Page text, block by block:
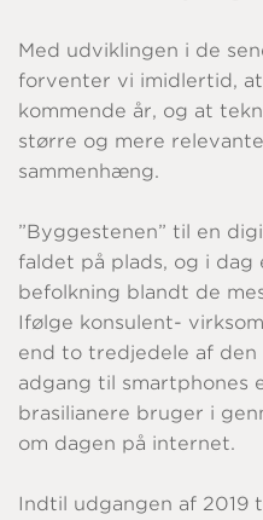
Med udviklingen i de
forventer vi imidlertid,
kommende år, og at
større og mere
sammenhæng.
”Byggestenen” til en
faldet på plads, og i dag
befolkning blandt de
Ifølge konsulent-
end to tredjedele af den
adgang til smartphones
brasilianere bruger i
om dagen på internet.
Indtil udgangen af 2019